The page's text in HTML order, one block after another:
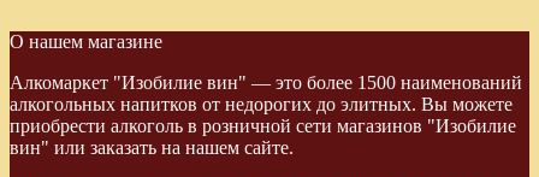
О нашем магазине
Алкомаркет "Изобилие вин" — это более 1500 наименований
алкогольных напитков от недорогих до элитных. Вы можете
приобрести алкоголь в розничной сети магазинов "Изобилие
вин" или заказать на нашем сайте.